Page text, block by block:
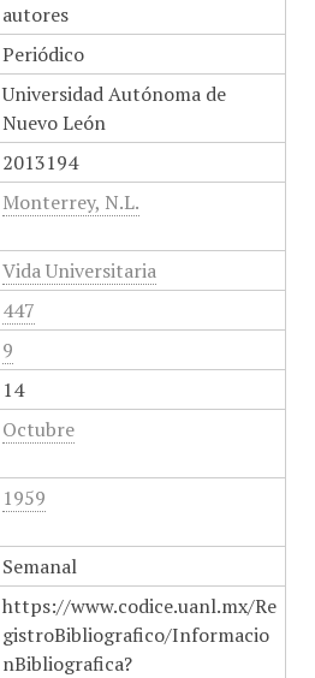
autores
Periódico
Universidad Autónoma de
Nuevo León
2013194
Monterrey, N.L.
Vida Universitaria
447
9
14
Octubre
1959
Semanal
https://www.codice.uanl.mx/Re
gistroBibliografico/Informacio
nBibliografica?